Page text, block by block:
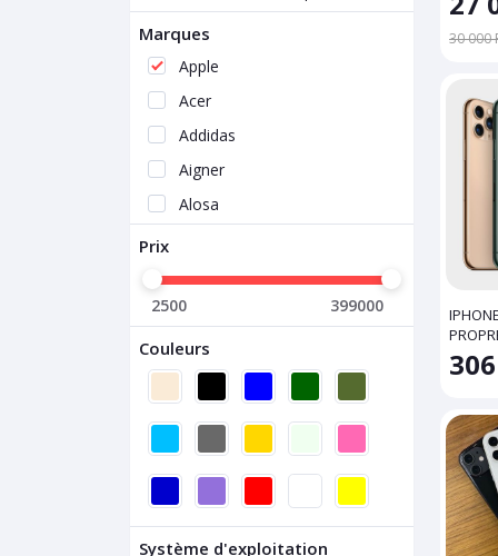
Marques
Apple
Acer
Addidas
Aigner
Alosa
Asus
Audi
Axe
Babies Outfits
Baby & me
Baby Care
Balenciaga
BAS Vampire
Basic
Prix
2500 399000
Couleurs
Système d'exploitation
30 000